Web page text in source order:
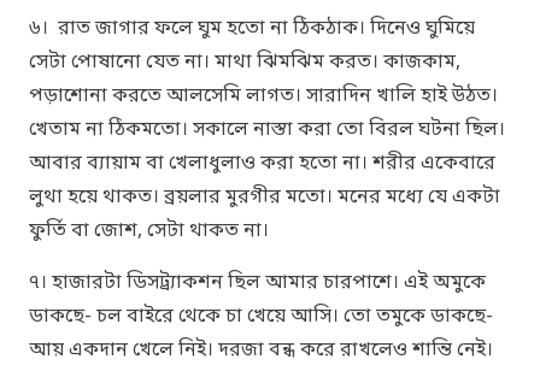
৬। রাত জাগার ফলে ঘুম হতো না ঠিকঠাক। দিনেও ঘুমিয়ে
সেটা পোষানো যেত না। মাথা ঝিমঝিম করত। কাজকাম,
পড়াশোনা করতে আলসেমি লাগত। সারাদিন খালি হাই উঠত।
খেতাম না ঠিকমতো। সকালে নাস্তা করা তো বিরল ঘটনা ছিল।
আবার ব্যায়াম বা খেলাধুলাও করা হতো না। শরীর একেবারে
লুথা হয়ে থাকত। ব্রয়লার মুরগীর মতো। মনের মধ্যে যে একটা
ফুর্তি বা জোশ, সেটা থাকত না।
৭। হাজারটা ডিসট্র্যাকশন ছিল আমার চারপাশে। এই অমুকে
ডাকছে- চল বাইরে থেকে চা খেয়ে আসি। তো তমুকে ডাকছে-
আয় একদান খেলে নিই। দরজা বন্ধ করে রাখলেও শান্তি নেই।